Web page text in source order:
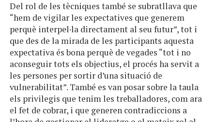
Del rol de les tècniques també se subratllava que
“hem de vigilar les expectatives que generem
perquè interpel·la directament al seu futur”, tot i
que des de la mirada de les participants aquesta
expectativa és bona perquè de vegades “tot i no
aconseguir tots els objectius, el procés ha servit a
les persones per sortir d’una situació de
vulnerabilitat”. També es van posar sobre la taula
els privilegis que tenim les treballadores, com ara
el fet de cobrar, i que generen contradiccions a